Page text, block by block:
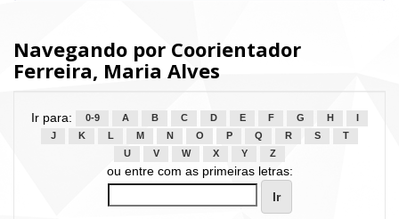
Navegando por Coorientador
Ferreira, Maria Alves
Ir para: 0-9 A B C D E F G H
J
K L M N O P Q R S
T
U
V W X Y Z
ou entre com as primeiras letras: